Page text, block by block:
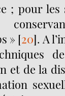
; pour les
» [20]. A
et de la